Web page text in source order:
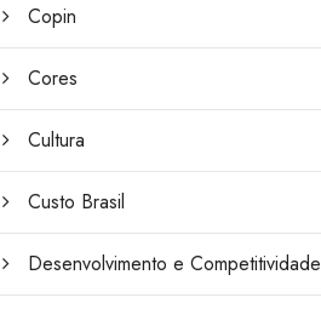
Copin
Cores
Cultura
Custo Brasil
Desenvolvimento e Competitividade